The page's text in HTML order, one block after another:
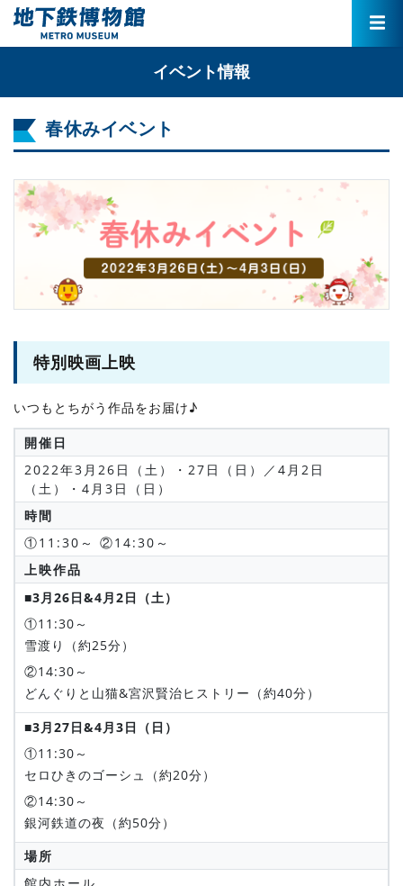
イベント情報
春休みイベント
特別映画上映
いつもとちがう作品をお届け♪
開催日
2022年3月26日（土）・27日（日）／4月2日
（土）・4月3日（日）
時間
①11:30～ ②14:30～
上映作品
■3月26日&4月2日（土）
①11:30～
雪渡り（約25分）
②14:30～
どんぐりと山猫&宮沢賢治ヒストリー（約40分）
■3月27日&4月3日（日）
①11:30～
セロひきのゴーシュ（約20分）
②14:30～
銀河鉄道の夜（約50分）
場所